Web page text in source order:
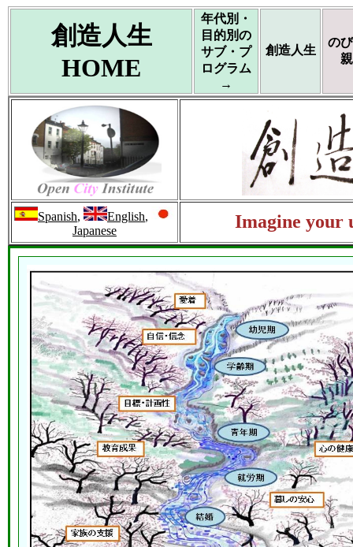
創造人生
HOME
年代別・
目的別の
サブ・プ
ログラム
→
創造人生
の
Spanish, English,
Japanese
Imagine your